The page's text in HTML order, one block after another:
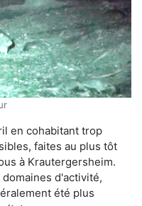
en cohabitant trop
faites au plus tôt
à Krautergersheim.
d'activité,
été plus